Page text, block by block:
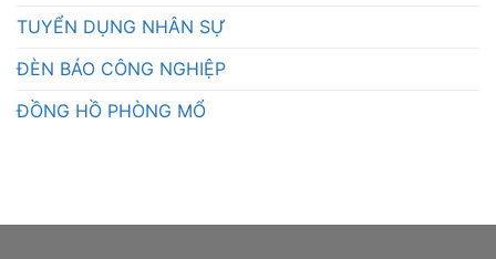
TUYỂN DỤNG NHÂN SỰ
ĐÈN BÁO CÔNG NGHIỆP
ĐỒNG HỒ PHÒNG MỔ